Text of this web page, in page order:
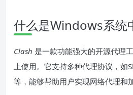
什么是Windows系统
Clash 是一款功能强大的开源代理
上使用。它支持多种代理协议，如
等，能够帮助用户实现网络代理和